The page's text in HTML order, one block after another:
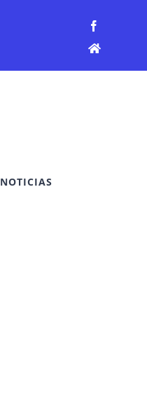
Facebook
NOTICIAS